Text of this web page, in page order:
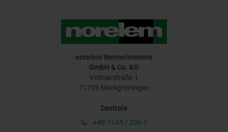
norelem Normelemente
GmbH & Co. KG
Volmarstraße 1
71706 Markgröningen
Zentrale
+49 7145 / 206-0